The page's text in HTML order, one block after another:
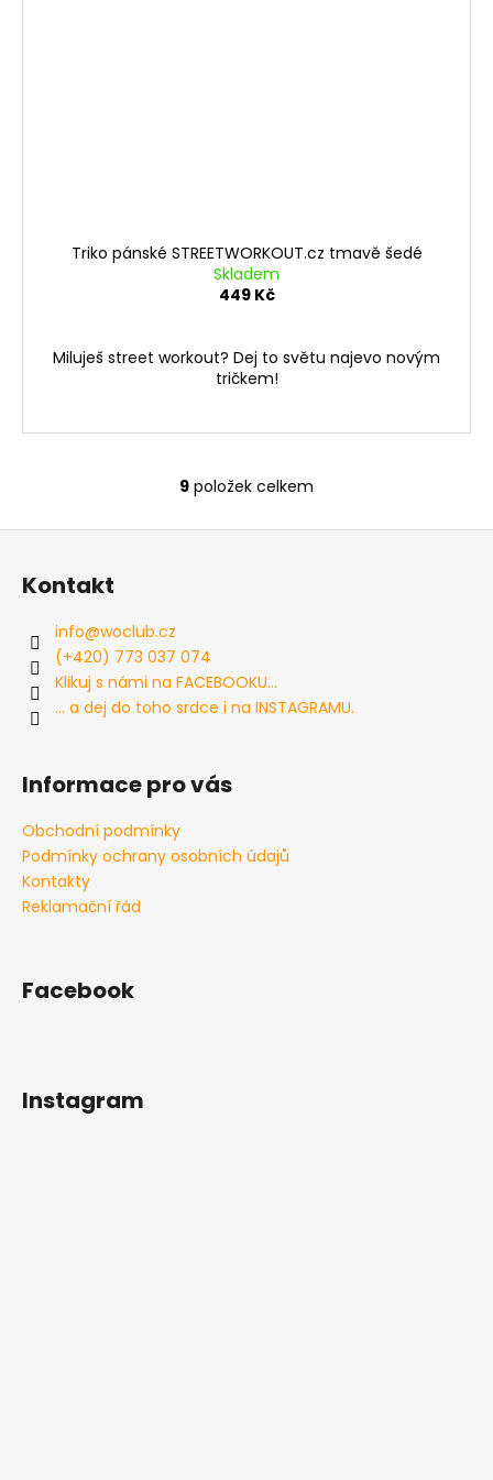
Triko pánské STREETWORKOUT.cz tmavě šedé
Skladem
449 Kč
Miluješ street workout? Dej to světu najevo novým
tričkem!
O
v
p
r
p
9 položek celkem
Z
Kontakt
info@woclub.cz
(+420) 773 037 074
Klikuj s námi na FACEBOOKU...
... a dej do toho srdce i na INSTAGRAMU.
Informace pro vás
Obchodní podmínky
Podmínky ochrany osobních údajů
Kontakty
Reklamační řád
Facebook
Instagram